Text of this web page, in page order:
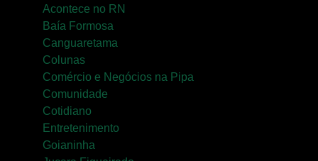
Acontece no RN
Baía Formosa
Canguaretama
Colunas
Comércio e Negócios na Pipa
Comunidade
Cotidiano
Entretenimento
Goianinha